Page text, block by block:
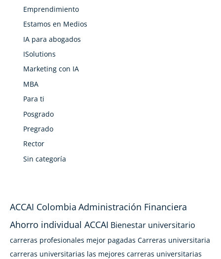
Emprendimiento
Estamos en Medios
IA para abogados
ISolutions
Marketing con IA
MBA
Para ti
Posgrado
Pregrado
Rector
Sin categoría
ACCAI Colombia Administración Financiera
Ahorro individual ACCAI Bienestar universitario
carreras profesionales mejor pagadas Carreras universitaria
carreras universitarias las mejores carreras universitarias